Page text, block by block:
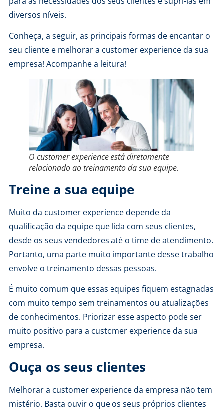
diversos níveis.
Conheça, a seguir, as principais formas de encantar o
seu cliente e melhorar a customer experience da sua
empresa! Acompanhe a leitura!
O customer experience está diretamente
relacionado ao treinamento da sua equipe.
Treine a sua equipe
Muito da customer experience depende da
qualificação da equipe que lida com seus clientes,
desde os seus vendedores até o time de atendimento.
Portanto, uma parte muito importante desse trabalho
envolve o treinamento dessas pessoas.
É muito comum que essas equipes fiquem estagnadas
com muito tempo sem treinamentos ou atualizações
de conhecimentos. Priorizar esse aspecto pode ser
muito positivo para a customer experience da sua
empresa.
Ouça os seus clientes
Melhorar a customer experience da empresa não tem
mistério. Basta ouvir o que os seus próprios clientes